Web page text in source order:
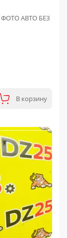
АВТО БЕЗ
В корзину